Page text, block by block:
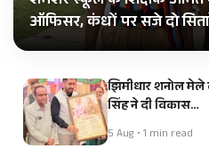
ऑफिसर, कंधों पर सजे दो
झिमीधार शनोल मेले
सिंह ने दी विकास…
5 Aug • 1 min read